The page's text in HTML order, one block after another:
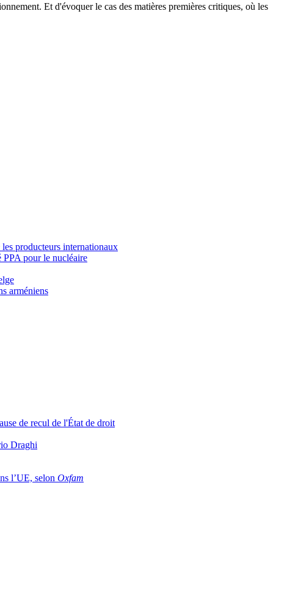
Et d'évoquer le cas des matières premières critiques, où les
producteurs internationaux
PPA pour le nucléaire
arméniens
de recul de l'État de droit
Draghi
l’UE, selon Oxfam